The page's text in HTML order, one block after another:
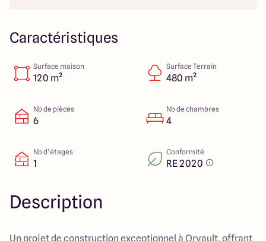
4.7 4.7
Caractéristiques
Surface maison
120 m²
Surface Terrain
480 m²
Nb de pièces
6
Nb de chambres
4
Nb d’étages
1
Conformité
RE 2020
Description
Un projet de construction exceptionnel à Orvault, offrant